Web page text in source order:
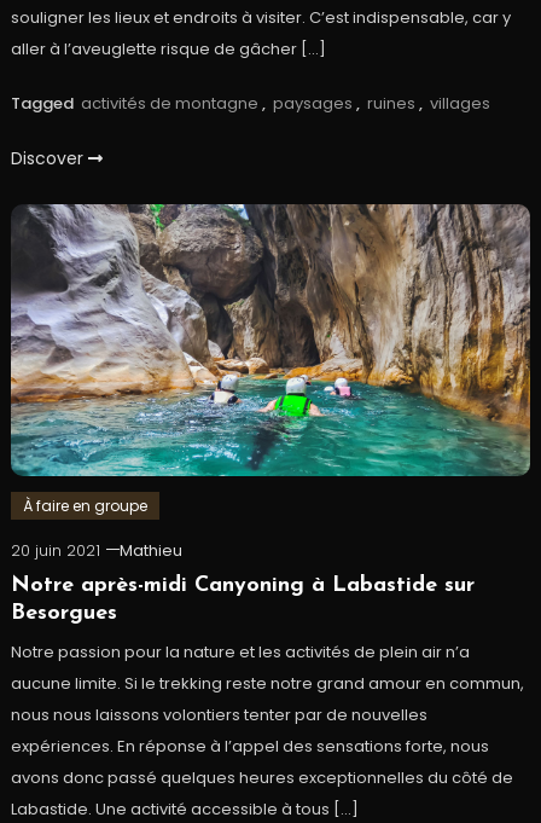
souligner les lieux et endroits à visiter. C’est indispensable, car y
aller à l’aveuglette risque de gâcher […]
Tagged activités de montagne , paysages , ruines , villages
Discover
À faire en groupe
20 juin 2021
Mathieu
Notre après-midi Canyoning à Labastide sur
Besorgues
Notre passion pour la nature et les activités de plein air n’a
aucune limite. Si le trekking reste notre grand amour en commun,
nous nous laissons volontiers tenter par de nouvelles
expériences. En réponse à l’appel des sensations forte, nous
avons donc passé quelques heures exceptionnelles du côté de
Labastide. Une activité accessible à tous […]